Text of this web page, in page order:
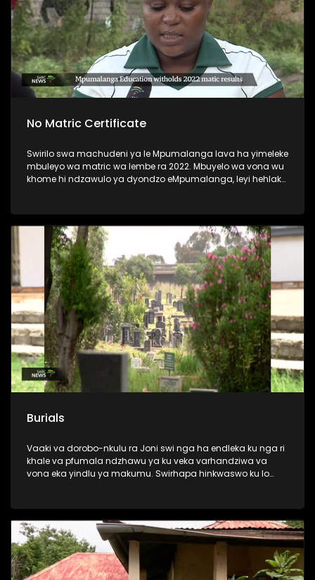
No Matric Certificate
Swirilo swa machudeni ya le Mpumalanga lava ha yimeleke
mbuleyo wa matric wa lembe ra 2022. Mbuyelo wa vona wu
khome hi ndzawulo ya dyondzo eMpumalanga, leyi hehlaka
Burials
Vaaki va dorobo-nkulu ra Joni swi nga ha endleka ku nga ri
khale va pfumala ndzhawu ya ku veka varhandziwa va
vona eka yindlu ya makumu. Swirhapa hinkwaswo ku lo